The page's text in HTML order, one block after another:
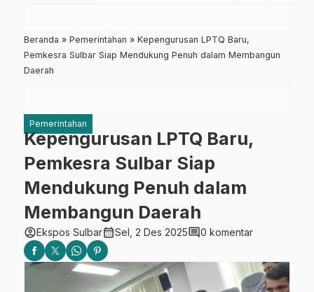
Beranda » Pemerintahan » Kepengurusan LPTQ Baru,
Pemkesra Sulbar Siap Mendukung Penuh dalam Membangun
Daerah
Pemerintahan
Kepengurusan LPTQ Baru,
Pemkesra Sulbar Siap
Mendukung Penuh dalam
Membangun Daerah
account_circleEkspos Sulbarcalendar_monthSel, 2 Des 2025comment0 komentar